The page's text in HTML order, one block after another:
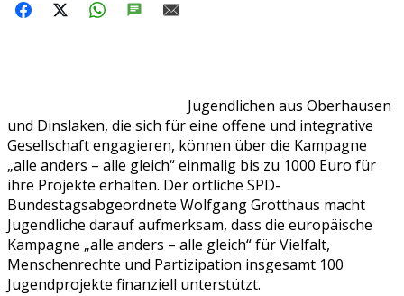
FACEBOOK WHATSAPP
SMS
Jugendlichen aus Oberhausen
und Dinslaken, die sich für eine offene und integrative
Gesellschaft engagieren, können über die Kampagne
„alle anders – alle gleich“ einmalig bis zu 1000 Euro für
ihre Projekte erhalten. Der örtliche SPD-
Bundestagsabgeordnete Wolfgang Grotthaus macht
Jugendliche darauf aufmerksam, dass die europäische
Kampagne „alle anders – alle gleich“ für Vielfalt,
Menschenrechte und Partizipation insgesamt 100
Jugendprojekte finanziell unterstützt.